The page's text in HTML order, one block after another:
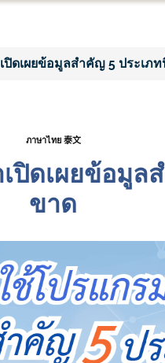
ปิดเผยข้อมูลสำคัญ 5 ประเภ
ภาษาไทย 泰文
ปิดเผยข้อมูล
ขาด